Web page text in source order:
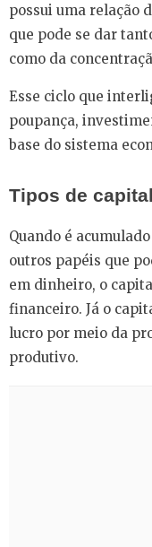
possui uma relação
que pode se dar
como da
Esse ciclo que
poupança,
base do sistema
Tipos de capital
Quando é
outros papéis que
em dinheiro, o
financeiro. Já o
lucro por meio da
produtivo.